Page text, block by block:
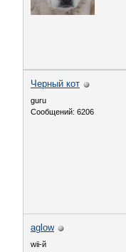
Черный кот
guru
Сообщений: 6206
aglow
wii-й